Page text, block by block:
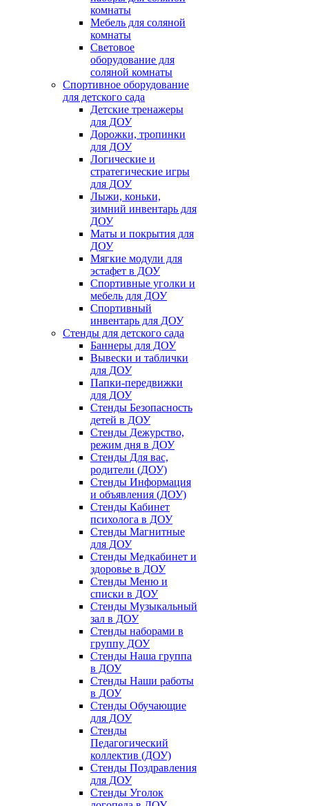
комнаты
Мебель для соляной
комнаты
Световое
оборудование для
соляной комнаты
Спортивное оборудование
для детского сада
Детские тренажеры
для ДОУ
Дорожки, тропинки
для ДОУ
Логические и
стратегические игры
для ДОУ
Лыжи, коньки,
зимний инвентарь для
ДОУ
Маты и покрытия для
ДОУ
Мягкие модули для
эстафет в ДОУ
Спортивные уголки и
мебель для ДОУ
Спортивный
инвентарь для ДОУ
Стенды для детского сада
Баннеры для ДОУ
Вывески и таблички
для ДОУ
Папки-передвижки
для ДОУ
Стенды Безопасность
детей в ДОУ
Стенды Дежурство,
режим дня в ДОУ
Стенды Для вас,
родители (ДОУ)
Стенды Информация
и объявления (ДОУ)
Стенды Кабинет
психолога в ДОУ
Стенды Магнитные
для ДОУ
Стенды Медкабинет и
здоровье в ДОУ
Стенды Меню и
списки в ДОУ
Стенды Музыкальный
зал в ДОУ
Стенды наборами в
группу ДОУ
Стенды Наша группа
в ДОУ
Стенды Наши работы
в ДОУ
Стенды Обучающие
для ДОУ
Стенды
Педагогический
коллектив (ДОУ)
Стенды Поздравления
для ДОУ
Стенды Уголок